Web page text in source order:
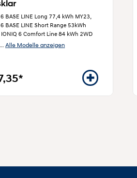
6 BASE LINE Long 77,4 kWh MY23,
6 BASE LINE Short Range 53kWh
IONIQ 6 Comfort Line 84 kWh 2WD
... Alle Modelle anzeigen